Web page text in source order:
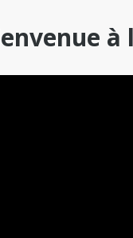
à